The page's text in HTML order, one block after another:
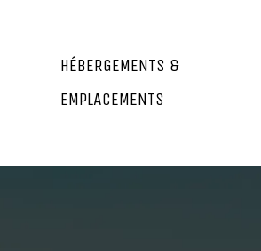
HÉBERGEMENTS &
EMPLACEMENTS